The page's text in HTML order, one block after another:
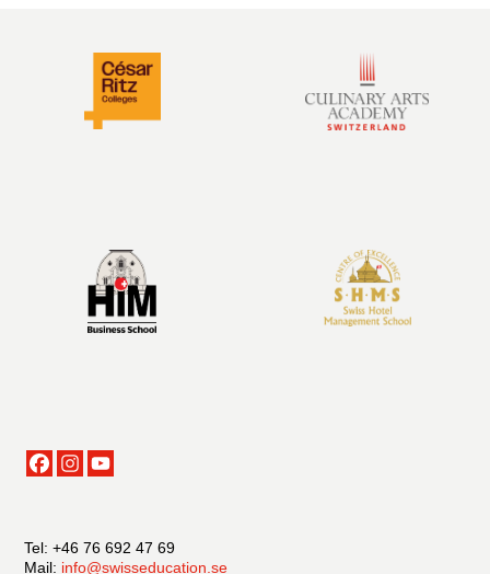
Tel: +46 76 692 47 69
Mail: info@swisseducation.se